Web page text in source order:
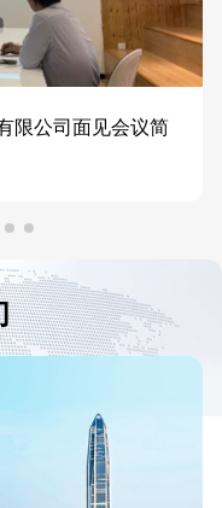
限公司面见会议简